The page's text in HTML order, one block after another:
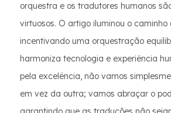
orquestra e os tradutores humanos
virtuosos. O artigo iluminou o caminho
incentivando uma orquestração
harmoniza tecnologia e experiência
pela excelência, não vamos
em vez da outra; vamos abraçar o